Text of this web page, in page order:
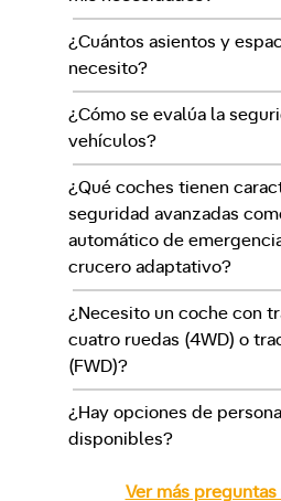
¿Cuántos asientos y
necesito?
¿Cómo se evalúa la
vehículos?
¿Qué coches tienen
seguridad avanzadas
automático de
crucero adaptativo?
¿Necesito un coche con
cuatro ruedas (4WD) o
(FWD)?
¿Hay opciones de
disponibles?
Ver más